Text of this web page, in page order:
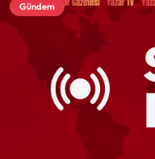
Gündem